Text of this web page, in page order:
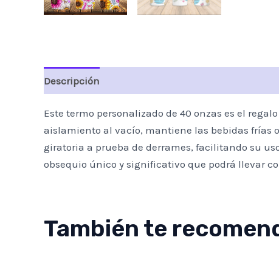
Descripción
Este termo personalizado de 40 onzas es el
aislamiento al vacío, mantiene las bebidas frías
giratoria a prueba de derrames, facilitando su
obsequio único y significativo que podrá llevar
También te